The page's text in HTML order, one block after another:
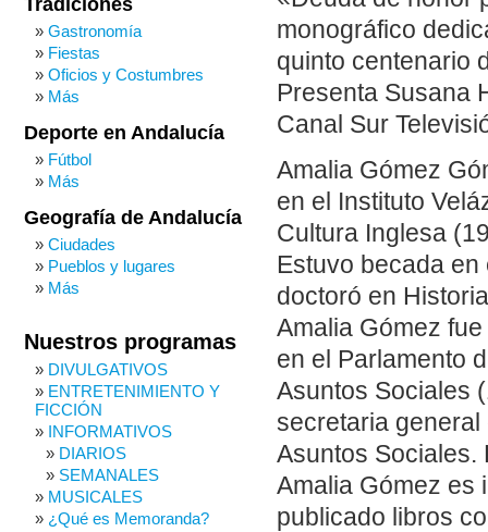
monográfico
quinto centenario
Presenta Susana
Canal Sur
Amalia Gómez
en el Instituto
Cultura Inglesa
Estuvo becada
doctoró en
Amalia Gómez
en el Parlamento
Asuntos Sociales
secretaria general
Asuntos Sociales.
Amalia Gómez es
publicado libros
Tradiciones
Gastronomía
Fiestas
Oficios y Costumbres
Más
Deporte en Andalucía
Fútbol
Más
Geografía de Andalucía
Ciudades
Pueblos y lugares
Más
Nuestros programas
DIVULGATIVOS
ENTRETENIMIENTO Y
FICCIÓN
INFORMATIVOS
DIARIOS
SEMANALES
MUSICALES
¿Qué es Memoranda?